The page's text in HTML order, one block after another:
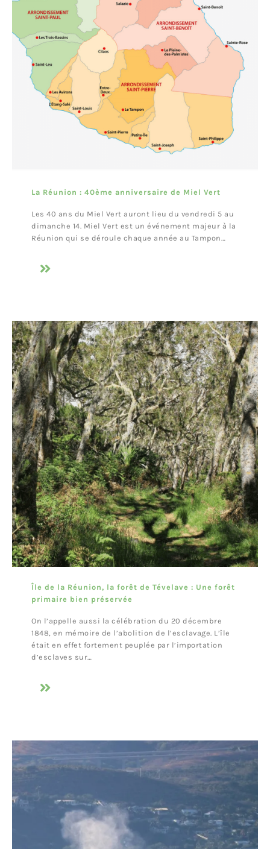
La Réunion : 40ème anniversaire de Miel Vert
Les 40 ans du Miel Vert auront lieu du vendredi 5 au
dimanche 14. Miel Vert est un événement majeur à la
Réunion qui se déroule chaque année au Tampon…
Île de la Réunion, la forêt de Tévelave : Une forêt
primaire bien préservée
On l’appelle aussi la célébration du 20 décembre
1848, en mémoire de l’abolition de l’esclavage. L’île
était en effet fortement peuplée par l’importation
d’esclaves sur…